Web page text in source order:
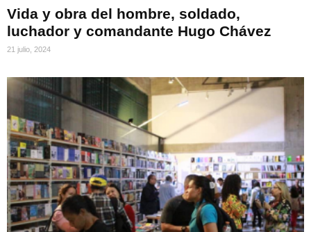
Vida y obra del hombre, soldado,
luchador y comandante Hugo Chávez
21 julio, 2024